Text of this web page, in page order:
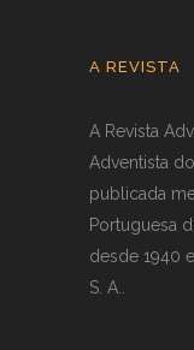
A REVISTA
A Revista
Adventista
publicada
Portuguesa
desde 1940
S. A..